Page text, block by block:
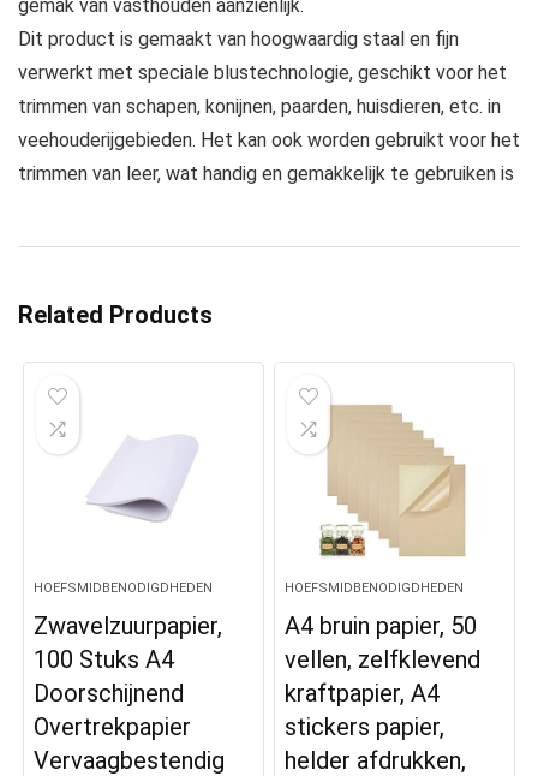
gemak van vasthouden aanzienlijk.
Dit product is gemaakt van hoogwaardig staal en fijn
verwerkt met speciale blustechnologie, geschikt voor het
trimmen van schapen, konijnen, paarden, huisdieren, etc. in
veehouderijgebieden. Het kan ook worden gebruikt voor het
trimmen van leer, wat handig en gemakkelijk te gebruiken is
Related Products
HOEFSMIDBENODIGDHEDEN
Zwavelzuurpapier,
100 Stuks A4
Doorschijnend
Overtrekpapier
Vervaagbestendig
HOEFSMIDBENODIGDHEDEN
A4 bruin papier, 50
vellen, zelfklevend
kraftpapier, A4
stickers papier,
helder afdrukken,